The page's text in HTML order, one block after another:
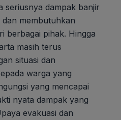
seriusnya dampak banjir
membutuhkan
berbagai pihak. Hingga
masih terus
situasi dan
warga yang
yang mencapai
nyata dampak yang
evakuasi dan